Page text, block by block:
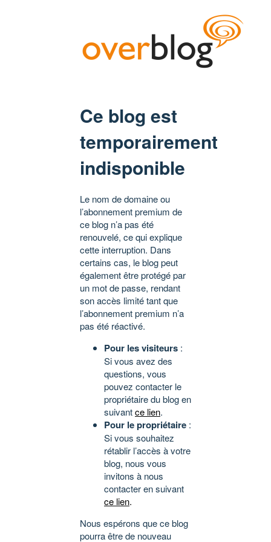
Ce blog est
temporairement
indisponible
Le nom de domaine ou
l’abonnement premium de
ce blog n’a pas été
renouvelé, ce qui explique
cette interruption. Dans
certains cas, le blog peut
également être protégé par
un mot de passe, rendant
son accès limité tant que
l’abonnement premium n’a
pas été réactivé.
Pour les visiteurs :
Si vous avez des
questions, vous
pouvez contacter le
propriétaire du blog en
suivantce lien.
Pour le propriétaire :
Si vous souhaitez
rétablir l’accès à votre
blog, nous vous
invitons à nous
contacter en suivant
ce lien.
Nous espérons que ce blog
pourra être de nouveau